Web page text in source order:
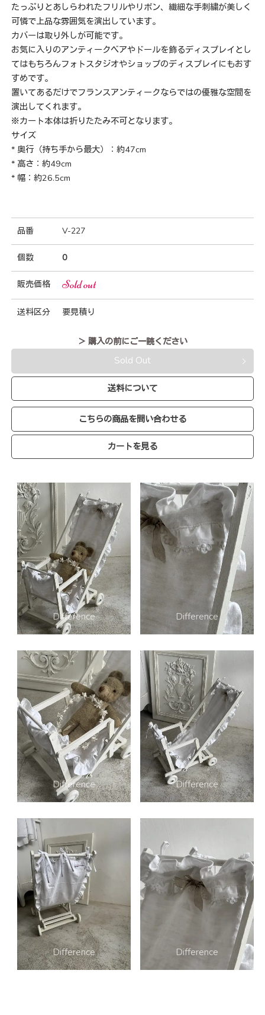
たっぷりとあしらわれたフリルやリボン、繊細な手刺繍が美しく
可憐で上品な雰囲気を演出しています。
カバーは取り外しが可能です。
お気に入りのアンティークベアやドールを飾るディスプレイとし
てはもちろんフォトスタジオやショップのディスプレイにもおす
すめです。
置いてあるだけでフランスアンティークならではの優雅な空間を
演出してくれます。
※カート本体は折りたたみ不可となります。
サイズ
* 奥行（持ち手から最大）：約47cm
* 高さ：約49cm
* 幅：約26.5cm
品番 V-227
個数 0
販売価格 Sold out
送料区分 要見積り
＞ 購入の前にご一読ください
Sold Out
送料について
こちらの商品を問い合わせる
カートを見る